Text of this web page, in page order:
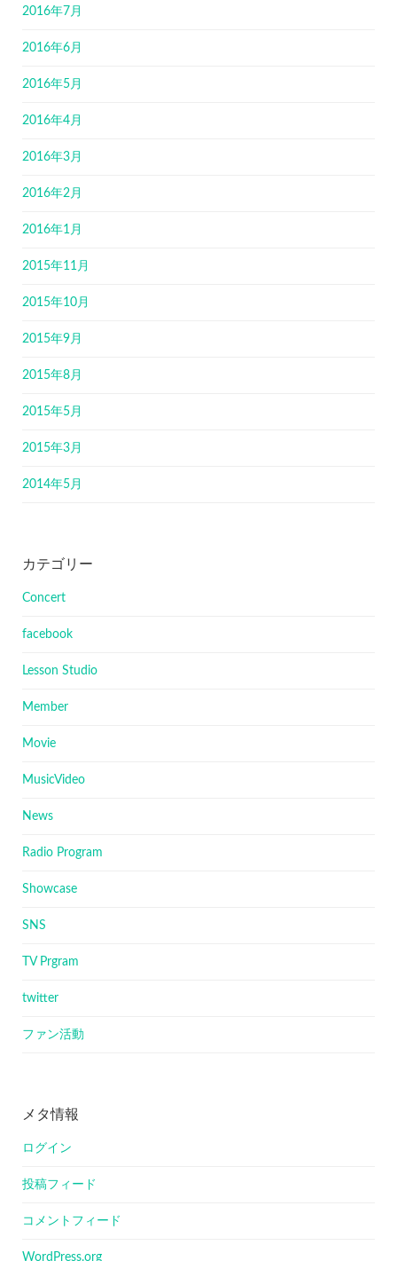
2016年7月
2016年6月
2016年5月
2016年4月
2016年3月
2016年2月
2016年1月
2015年11月
2015年10月
2015年9月
2015年8月
2015年5月
2015年3月
2014年5月
カテゴリー
Concert
facebook
Lesson Studio
Member
Movie
MusicVideo
News
Radio Program
Showcase
SNS
TV Prgram
twitter
ファン活動
メタ情報
ログイン
投稿フィード
コメントフィード
WordPress.org